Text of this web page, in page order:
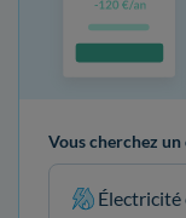
Vous cherchez
Électricité